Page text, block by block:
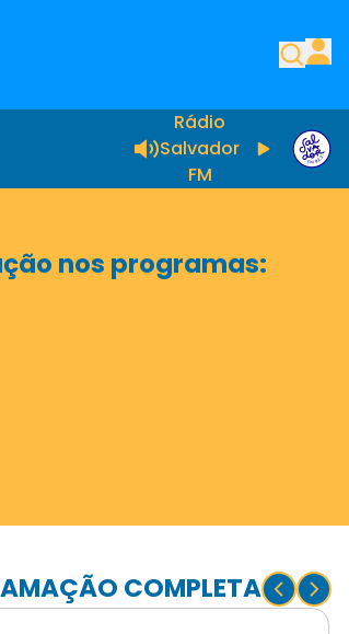
Rádio
Salvador
FM
nos programas:
COMPLETA